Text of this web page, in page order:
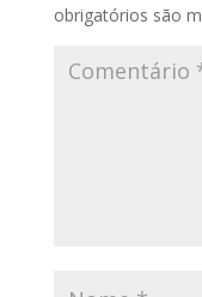
obrigatórios são